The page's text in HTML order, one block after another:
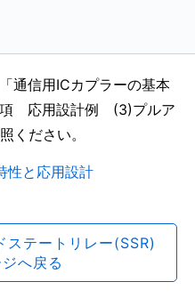
通信用ICカプラーの基本
項 応用設計例 (3)プルア
ください。
性と応用設計
ステートリレー(SSR)
へ戻る